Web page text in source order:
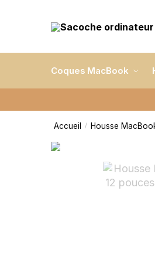
Coques MacBook
Accueil / Housse